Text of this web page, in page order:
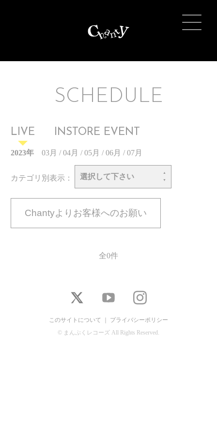
SCHEDULE
LIVE INSTORE EVENT
2023年 03月 / 04月 / 05月 / 06月 / 07月
カテゴリ別表示： 選択して下さい
Chantyよりお客様へのお願い
全0件
このサイトについて プライバシーポリシー
© まんぷくレコーズ All Rights Reserved.